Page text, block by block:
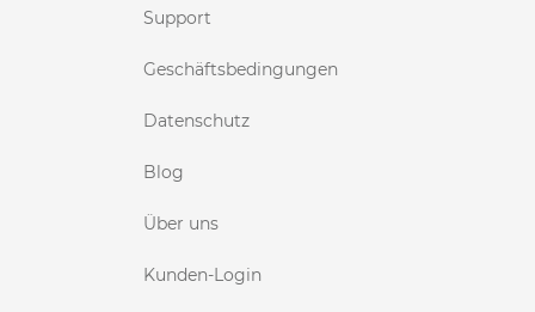
Support
Geschäftsbedingungen
Datenschutz
Blog
Über uns
Kunden-Login